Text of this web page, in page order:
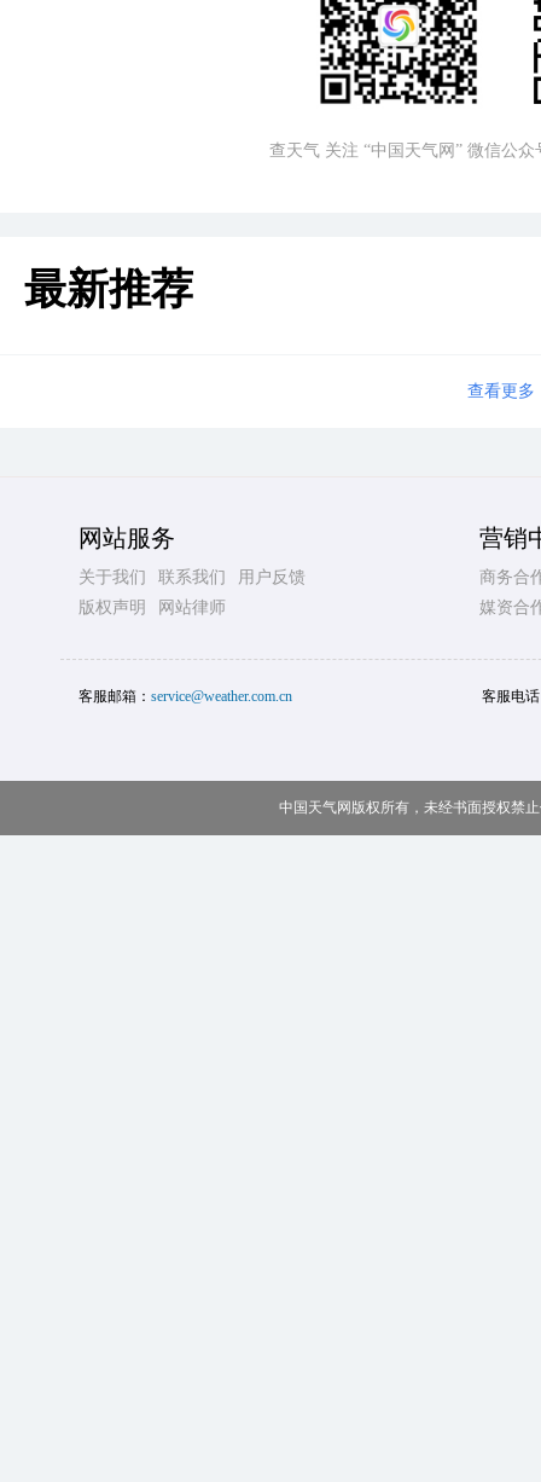
查天气 关注 “中国天气网” 微信公众
最新推荐
查看更多
网站服务
关于我们 联系我们
用户反馈
版权声明
网站律师
营销
商务合
媒资合
客服邮箱： service@weather.com.cn 客服电
中国天气网版权所有，未经书面授权